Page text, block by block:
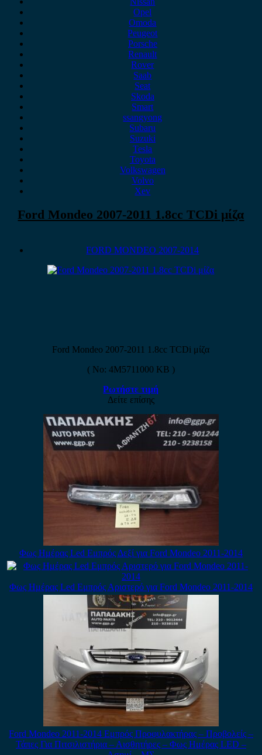
Opel
Omoda
Peugeot
Porsche
Renault
Rover
Saab
Seat
Skoda
Smart
ssangyong
Subaru
Suzuki
Tesla
Toyota
Volkswagen
Volvo
Xev
Ford Mondeo 2007-2011 1.8cc TCDi μίζα
FORD MONDEO 2007-2014
Ford Mondeo 2007-2011 1.8cc TCDi μίζα
( No: 4M5711000 KB )
Ρωτήστε τιμή
Δείτε επίσης
Φως Ημέρας Led Εμπρός Δεξί για Ford Mondeo 2011-2014
Φως Ημέρας Led Εμπρός Αριστερό για Ford Mondeo 2011-2014
Ford Mondeo 2011-2014 Εμπρός Προφυλακτήρας – Προβολείς –
Τάπες Για Πιτσιλιστήρια – Αισθητήρες – Φως Ημέρας LED –